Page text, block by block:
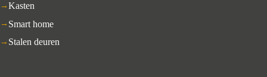
Kasten
Smart home
Stalen deuren